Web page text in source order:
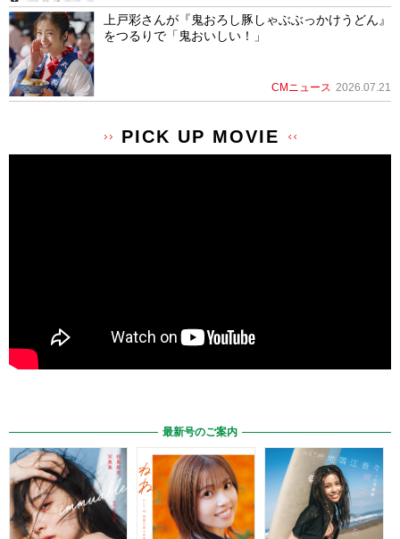
上戸彩さんが『鬼おろし豚しゃぶぶっかけうどん』
をつるりで「鬼おいしい！」
CMニュース 2026.07.21
PICK UP MOVIE
最新号のご案内